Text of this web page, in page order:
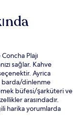
Plajı
sağlar. Kahve
Ayrıca
barda/dinlenme
büfesi/şarküteri ve
arasındadır.
harika yorumlarda